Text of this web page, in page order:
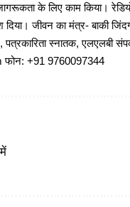
के लिए काम किया।
जीवन का मंत्र- बाकी
पत्रकारिता स्नातक, एलएलबी
फोन: +91 9760097344